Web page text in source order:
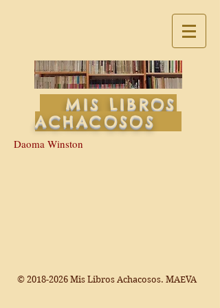
MIS LIBROS
ACHACOSOS
Daoma Winston
© 2018-2026 Mis Libros Achacosos. MAEVA